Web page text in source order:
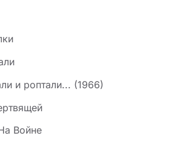
и роптали... (1966)
Войне